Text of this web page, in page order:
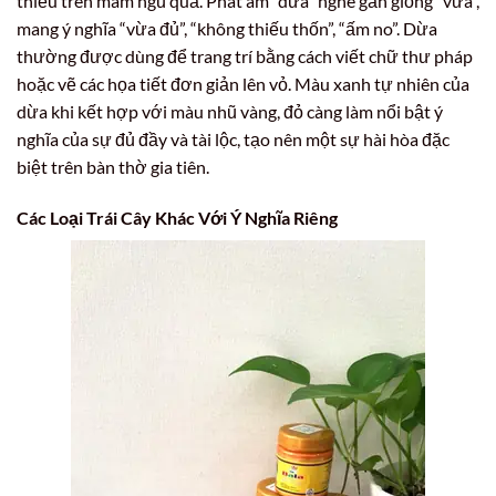
mang ý nghĩa “vừa đủ”, “không thiếu thốn”, “ấm no”. Dừa
thường được dùng để trang trí bằng cách viết chữ thư pháp
hoặc vẽ các họa tiết đơn giản lên vỏ. Màu xanh tự nhiên của
dừa khi kết hợp với màu nhũ vàng, đỏ càng làm nổi bật ý
nghĩa của sự đủ đầy và tài lộc, tạo nên một sự hài hòa đặc
biệt trên bàn thờ gia tiên.
Các Loại Trái Cây Khác Với Ý Nghĩa Riêng